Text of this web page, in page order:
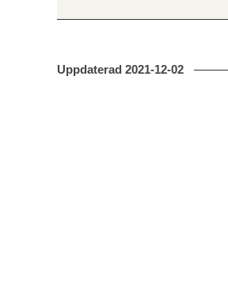
Uppdaterad 2021-12-02